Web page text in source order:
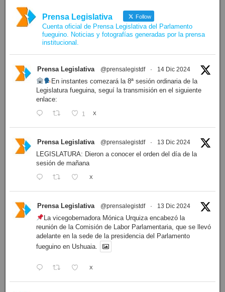
Prensa Legislativa Follow
Cuenta oficial de Prensa Legislativa del Parlamento
fueguino. Noticias y fotografías generadas por la prensa
institucional.
Prensa Legislativa @prensalegistdf · 14 Dic 2024
En instantes comezará la 8ª sesión ordinaria de la
Legislatura fueguina, seguí la transmisión en el siguiente
enlace:
1 X
Prensa Legislativa @prensalegistdf · 13 Dic 2024
LEGISLATURA: Dieron a conocer el orden del día de la
sesión de mañana
X
Prensa Legislativa @prensalegistdf · 13 Dic 2024
La vicegobernadora Mónica Urquiza encabezó la
reunión de la Comisión de Labor Parlamentaria, que se llevó
adelante en la sede de la presidencia del Parlamento
fueguino en Ushuaia.
X